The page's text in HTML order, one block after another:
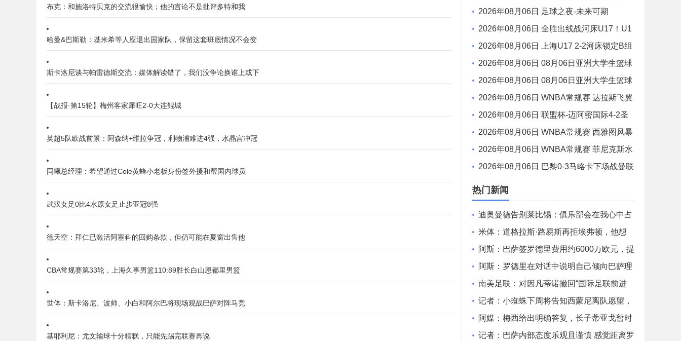
布克：和施洛特贝克的交流很愉快；他的言论不是批评多特和我
哈曼&巴斯勒：基米希等人应退出国家队，保留这套班底情况不会变
斯卡洛尼谈与帕雷德斯交流：媒体解读错了，我们没争论换谁上或下
【战报·第15轮】梅州客家犀旺2-0大连鲲城
英超5队欧战前景：阿森纳+维拉争冠，利物浦难进4强，水晶宫冲冠
同曦总经理：希望通过Cole黄蜂小老板身份签外援和帮国内球员
武汉女足0比4水原女足止步亚冠8强
德天空：拜仁已激活阿塞科的回购条款，但仍可能在夏窗出售他
CBA常规赛第33轮，上海久事男篮110:89胜长白山恩都里男篮
世体：斯卡洛尼、波帅、小白和阿尔巴将现场观战巴萨对阵马竞
基耶利尼：尤文输球十分糟糕，只能先踢完联赛再说
联赛8强赛 早稻田大学 78 - 71 高丽大学 集锦
2026年08月06日 足球之夜-未来可期
2026年08月06日 全胜出线战河床U17！U1
7国足2-1十人药厂U17 赵松源登场1分钟传射
2026年08月06日 上海U17 2-2河床锁定B组
第1 吕孟洋点射阿布力米破门 将战A组第2
2026年08月06日 08月06日亚洲大学生篮球
联赛8强赛 北京大学 77 - 79 上海交通大学 集
锦
2026年08月06日 08月06日亚洲大学生篮球
联赛8强赛 延世大学 67 - 72 政治大学 集锦
2026年08月06日 WNBA常规赛 达拉斯飞翼
92 - 96 华盛顿神秘人 全场集锦
2026年08月06日 联盟杯-迈阿密国际4-2圣
路易斯 梅西2射1传 阿伦助攻戴帽
2026年08月06日 WNBA常规赛 西雅图风暴
86 - 92 纽约自由人 全场集锦
2026年08月06日 WNBA常规赛 菲尼克斯水
星 82 - 96 亚特兰大梦想 全场集锦
2026年08月06日 巴黎0-3马略卡下场战曼联
巴黎全场控球近6成+8射3正未果
热门新闻
迪奥曼德告别莱比锡：俱乐部会在我心中占
据特殊位置，感谢所有
米体：道格拉斯·路易斯再拒埃弗顿，他想
留队 但俱乐部尚未敲定
阿斯：巴萨签罗德里费用约6000万欧元，提
供4年税前3000万欧合同
阿斯：罗德里在对话中说明自己倾向巴萨理
由，皇马对此理解＆祝好
南美足联：对因凡蒂诺撤回“国际足联前进
企业计划”提案表示欢迎
记者：小蜘蛛下周将告知西蒙尼离队愿望，
并希望得到理解和帮助
阿媒：梅西给出明确答复，长子蒂亚戈暂时
不会前往拉玛西亚青训
记者：巴萨内部态度乐观且谨慎 感觉距离罗